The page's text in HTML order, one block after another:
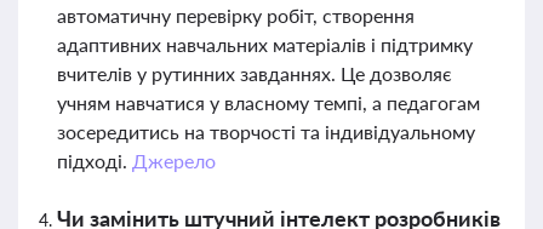
автоматичну перевірку робіт, створення
адаптивних навчальних матеріалів і підтримку
вчителів у рутинних завданнях. Це дозволяє
учням навчатися у власному темпі, а педагогам
зосередитись на творчості та індивідуальному
підході. Джерело
Чи замінить штучний інтелект розробників